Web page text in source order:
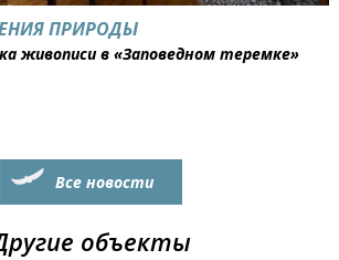
ПРИРОДЫ
живописи в «Заповедном теремке»
Все новости
объекты